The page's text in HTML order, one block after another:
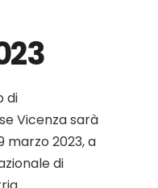
di
Vicenza sarà
marzo 2023, a
di